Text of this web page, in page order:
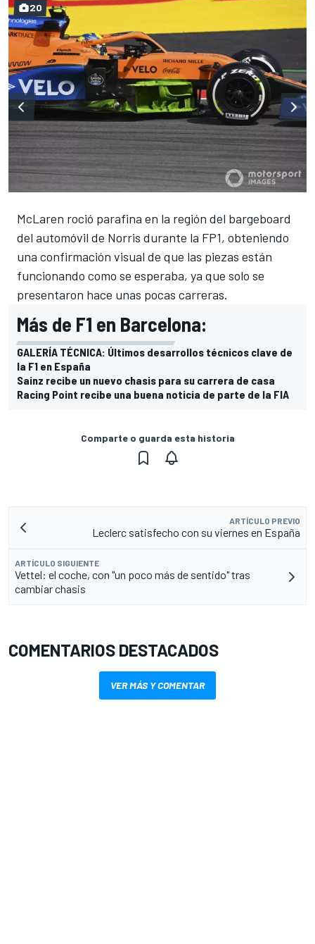
McLaren roció parafina en la región del bargeboard
del automóvil de Norris durante la FP1, obteniendo
una confirmación visual de que las piezas están
funcionando como se esperaba, ya que solo se
presentaron hace unas pocas carreras.
20
Más de F1 en Barcelona:
GALERÍA TÉCNICA: Últimos desarrollos técnicos clave de
la F1 en España
Sainz recibe un nuevo chasis para su carrera de casa
Racing Point recibe una buena noticia de parte de la FIA
Comparte o guarda esta historia
ARTÍCULO PREVIO
Leclerc satisfecho con su viernes en España
ARTÍCULO SIGUIENTE
Vettel: el coche, con "un poco más de sentido" tras
cambiar chasis
COMENTARIOS DESTACADOS
VER MÁS Y COMENTAR